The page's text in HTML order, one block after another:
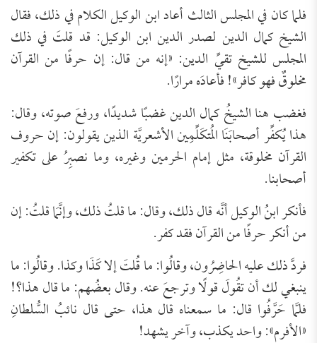
فلما كان في المجلس الثالث أعاد ابن الوكيل الكلام في ذلك، فقال
الشيخ كمال الدين لصدر الدين ابن الوكيل: قد قلتَ في ذلك
المجلس للشيخ تقيِّ الدين: «إنه من قال: إن حرفًا من القرآن
مخلوقٌ فهو كافر»! فأعادَه مرارًا.
فغضب هنا الشيخُ كمال الدين غضبًا شديدًا، ورفعَ صوته، وقال:
هذا يُكفِّر أصحابَنَا المُتكَلِّمِين الأشعريَّة الذين يقولون: إن حروف
القرآن مخلوقة، مثل إمام الحرمين وغيره، وما نصبِرُ على تكفير
أصحابنا.
فأنكر ابنُ الوكيل أنَّه قال ذلك، وقال: ما قلتُ ذلك، وإنَّمَا قلتُ: إن
من أنكر حرفًا من القرآن فقد كفر.
فردَّ ذلك عليه الحاضِرُون، وقالُوا: ما قُلتَ إلا كَذَا وكذا. وقالُوا: ما
ينبغي لك أن تقُولَ قولًا وترجعَ عنه. وقال بعضُهم: ما قال هذا؟!
فلمَّا حَرَّفُوا قال: ما سمعناه قال هذا، حتى قال نائبُ السُّلطانِ
«الأفرم»: واحد يكذب، وآخر يشهد!